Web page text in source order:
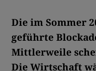
Die im Sommer
geführte
Mittlerweile
Die Wirtschaft